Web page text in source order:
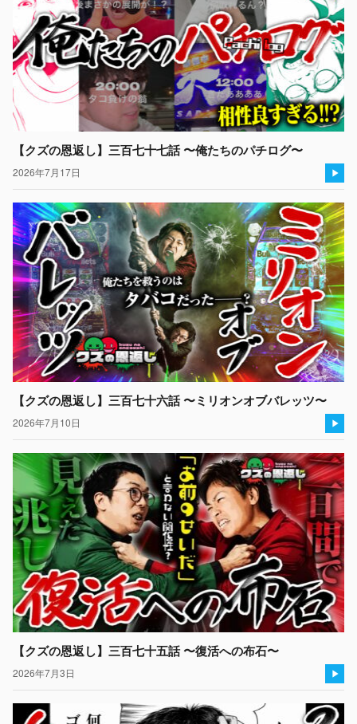
【クズの恩返し】三百七十七話 〜俺たちのパチログ〜
2026年7月17日
【クズの恩返し】三百七十六話 〜ミリオンオブバレッツ〜
2026年7月10日
【クズの恩返し】三百七十五話 〜復活への布石〜
2026年7月3日